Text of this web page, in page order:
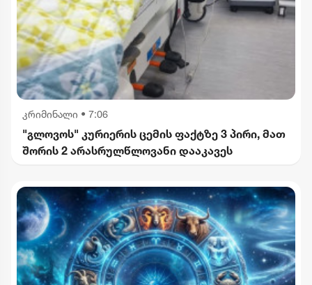
კრიმინალი • 7:06
"გლოვოს" კურიერის ცემის ფაქტზე 3 პირი, მათ
შორის 2 არასრულწლოვანი დააკავეს